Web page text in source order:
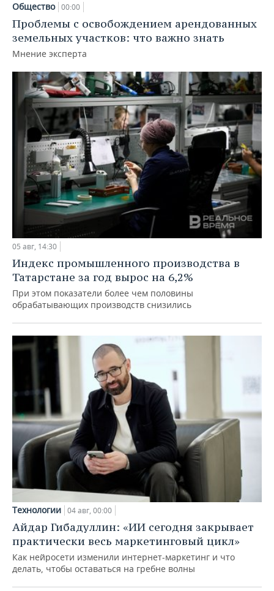
Общество 00:00
Проблемы с освобождением арендованных
земельных участков: что важно знать
Мнение эксперта
05 авг, 14:30
Индекс промышленного производства в
Татарстане за год вырос на 6,2%
При этом показатели более чем половины
обрабатывающих производств снизились
Технологии 04 авг, 00:00
Айдар Гибадуллин: «ИИ сегодня закрывает
практически весь маркетинговый цикл»
Как нейросети изменили интернет-маркетинг и что
делать, чтобы оставаться на гребне волны